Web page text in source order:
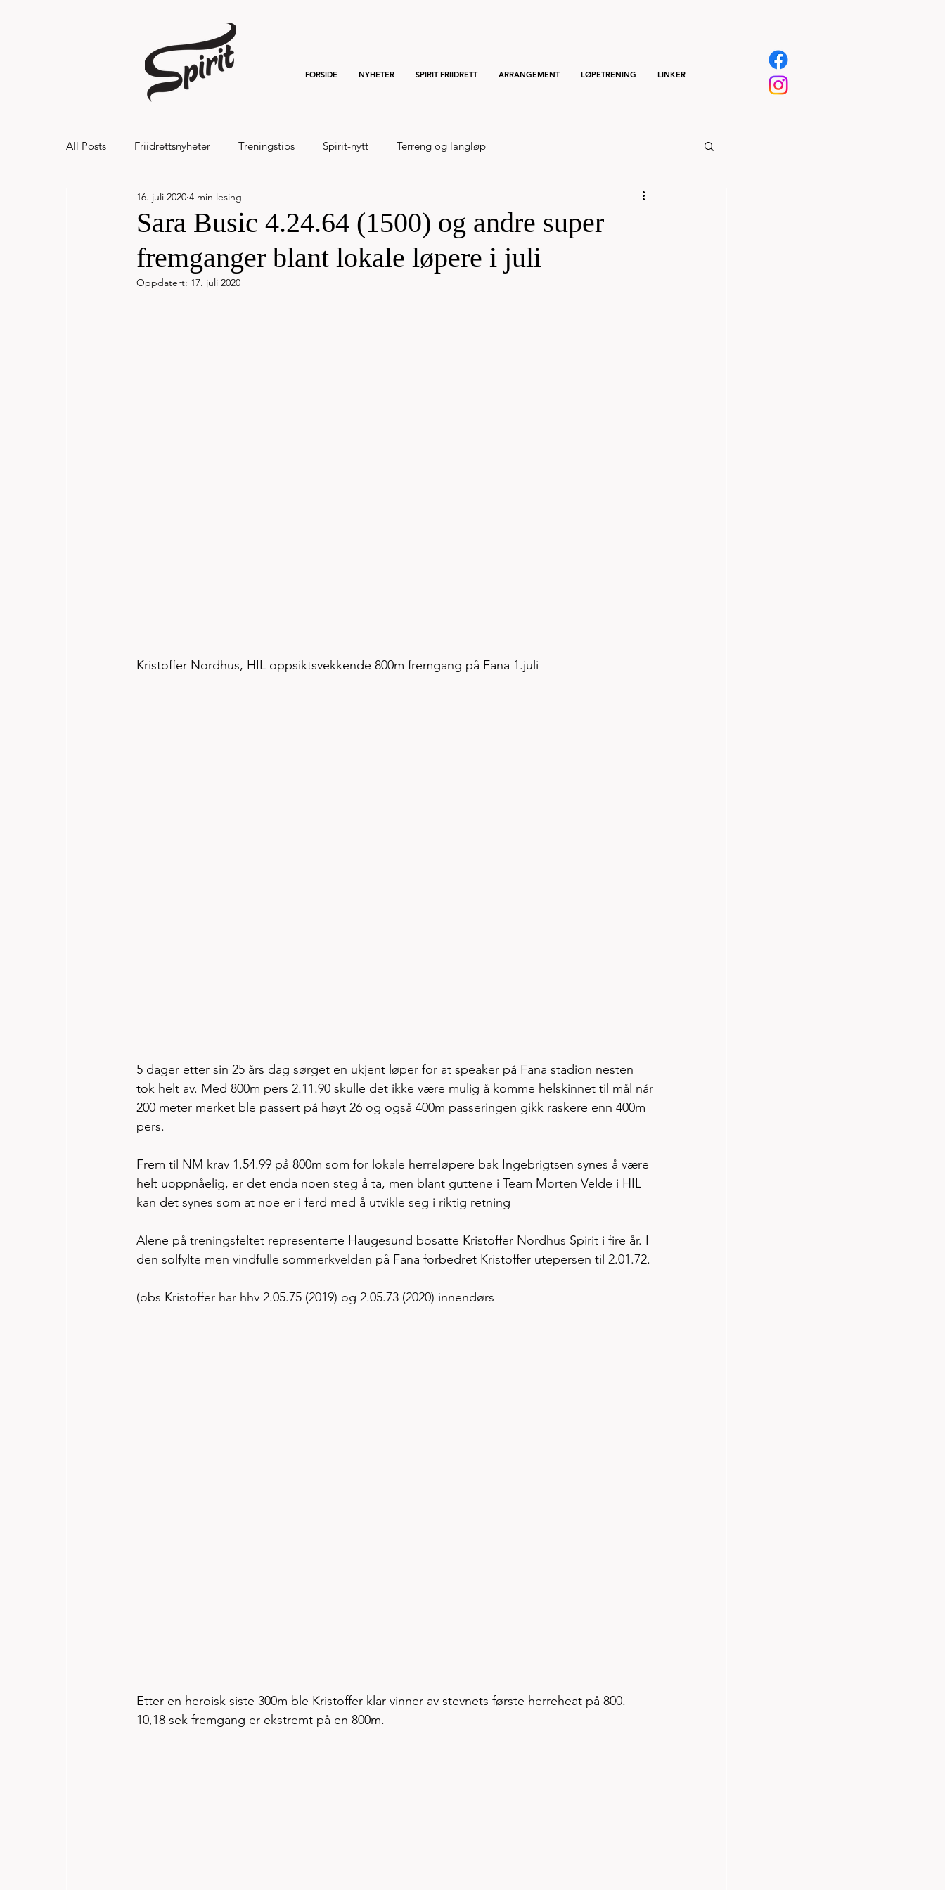
FORSIDE NYHETER SPIRIT FRIIDRETT ARRANGEMENT LØPETRENING LINKER
All Posts Friidrettsnyheter Treningstips Spirit-nytt Terreng og langløp
Hålandsvannet halvmaraton og 7km 20
Sara Busic 4.24.64 (1500) og andre super
fremganger blant lokale løpere i juli
16. juli 2020 4 min lesing
Oppdatert: 17. juli 2020
Kristoffer Nordhus, HIL oppsiktsvekkende 800m fremgang på Fana 1.juli
5 dager etter sin 25 års dag sørget en ukjent løper for at speaker på Fana stadion nesten
tok helt av. Med 800m pers 2.11.90 skulle det ikke være mulig å komme helskinnet til mål når
200 meter merket ble passert på høyt 26 og også 400m passeringen gikk raskere enn 400m
pers.
Frem til NM krav 1.54.99 på 800m som for lokale herreløpere bak Ingebrigtsen synes å være
helt uoppnåelig, er det enda noen steg å ta, men blant guttene i Team Morten Velde i HIL
kan det synes som at noe er i ferd med å utvikle seg i riktig retning
Alene på treningsfeltet representerte Haugesund bosatte Kristoffer Nordhus Spirit i fire år. I
den solfylte men vindfulle sommerkvelden på Fana forbedret Kristoffer utepersen til 2.01.72.
(obs Kristoffer har hhv 2.05.75 (2019) og 2.05.73 (2020) innendørs
Etter en heroisk siste 300m ble Kristoffer klar vinner av stevnets første herreheat på 800.
10,18 sek fremgang er ekstremt på en 800m.